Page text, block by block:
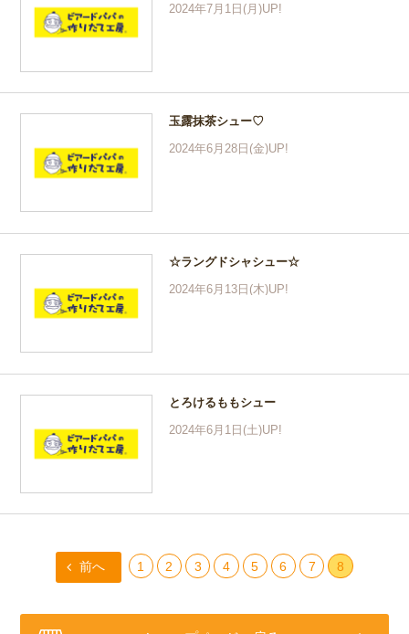
2024年7月1日(月)UP!
玉露抹茶シュー♡
2024年6月28日(金)UP!
☆ラングドシャシュー☆
2024年6月13日(木)UP!
とろけるももシュー
2024年6月1日(土)UP!
前へ 1 2 3 4 5 6 7 8